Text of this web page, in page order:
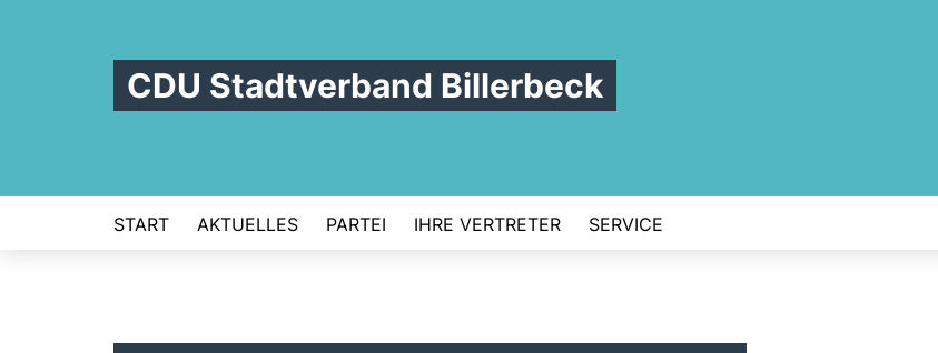
CDU Stadtverband Billerbeck
START AKTUELLES PARTEI IHRE VERTRETER SERVICE